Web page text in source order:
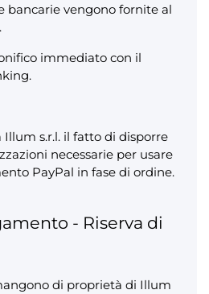
bancarie vengono fornite al
immediato con il
Illum s.r.l. il fatto di disporre
necessarie per usare
PayPal in fase di ordine.
- Riserva di
di proprietà di Illum